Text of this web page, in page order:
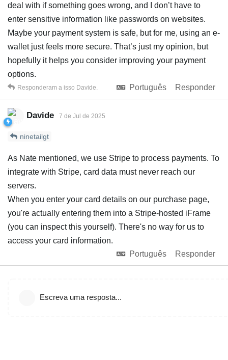
deal with if something goes wrong, and I don’t have to
enter sensitive information like passwords on websites.
Maybe your payment system is safe, but for me, using an e-
wallet just feels more secure. That’s just my opinion, but
hopefully it helps you consider improving your payment
options.
Português
Responder
Responderam a isso Davide
Davide 7 de Jul de 2025
ninetailgt
As Nate mentioned, we use Stripe to process payments. To
integrate with Stripe, card data must never reach our
servers.
When you enter your card details on our purchase page,
you're actually entering them into a Stripe-hosted iFrame
(you can inspect this yourself). There's no way for us to
access your card information.
Português
Responder
Escreva uma resposta...